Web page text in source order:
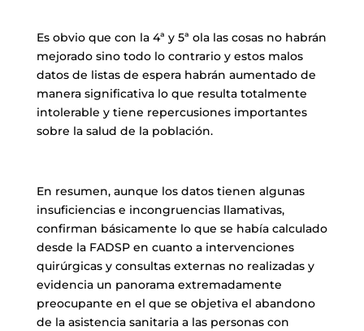
Es obvio que con la 4ª y 5ª ola las cosas no habrán
mejorado sino todo lo contrario y estos malos
datos de listas de espera habrán aumentado de
manera significativa lo que resulta totalmente
intolerable y tiene repercusiones importantes
sobre la salud de la población.
En resumen, aunque los datos tienen algunas
insuficiencias e incongruencias llamativas,
confirman básicamente lo que se había calculado
desde la FADSP en cuanto a intervenciones
quirúrgicas y consultas externas no realizadas y
evidencia un panorama extremadamente
preocupante en el que se objetiva el abandono
de la asistencia sanitaria a las personas con